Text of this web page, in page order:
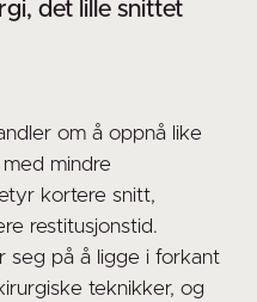
det lille snittet
om å oppnå like
mindre
kortere snitt,
restitusjonstid.
seg på å ligge i forkant
teknikker, og